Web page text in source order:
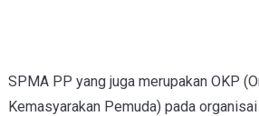
SPMA PP yang juga merupakan OKP
Kemasyarakan Pemuda) pada